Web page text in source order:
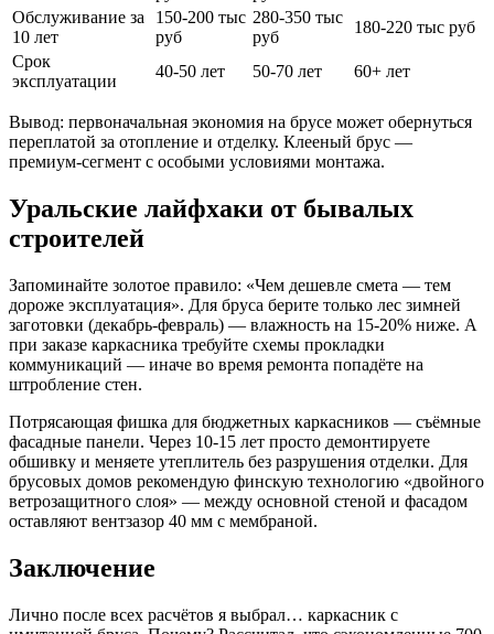
Обслуживание за
10 лет
150-200 тыс
руб
280-350 тыс
руб
180-220 тыс руб
Срок
эксплуатации
40-50 лет 50-70 лет 60+ лет
Вывод: первоначальная экономия на брусе может обернуться
переплатой за отопление и отделку. Клееный брус —
премиум-сегмент с особыми условиями монтажа.
Уральские лайфхаки от бывалых
строителей
Запоминайте золотое правило: «Чем дешевле смета — тем
дороже эксплуатация». Для бруса берите только лес зимней
заготовки (декабрь-февраль) — влажность на 15-20% ниже. А
при заказе каркасника требуйте схемы прокладки
коммуникаций — иначе во время ремонта попадёте на
штробление стен.
Потрясающая фишка для бюджетных каркасников — съёмные
фасадные панели. Через 10-15 лет просто демонтируете
обшивку и меняете утеплитель без разрушения отделки. Для
брусовых домов рекомендую финскую технологию «двойного
ветрозащитного слоя» — между основной стеной и фасадом
оставляют вентзазор 40 мм с мембраной.
Заключение
Лично после всех расчётов я выбрал… каркасник с